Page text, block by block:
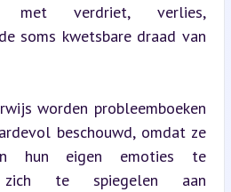
met verdriet, verlies,
soms kwetsbare draad van
worden probleemboeken
beschouwd, omdat ze
hun eigen emoties te
zich te spiegelen aan